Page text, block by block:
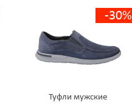
-30%
Туфли мужские